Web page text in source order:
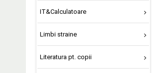
IT&Calculatoare
Limbi straine
Literatura pt. copii